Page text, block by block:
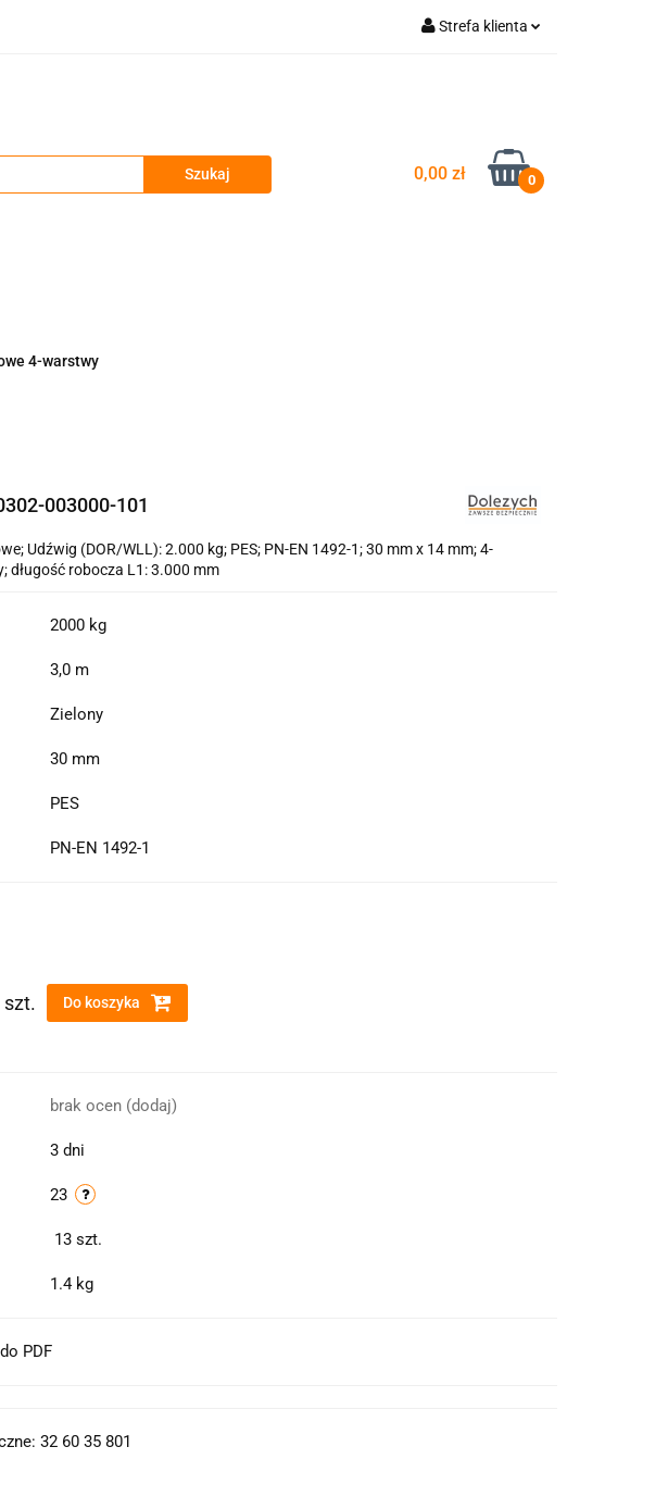
Strefa klienta
Dodaj zgłoszenie
Zgody cookies
0,00 zł 0
4-warstwy
003000-101
Udźwig (DOR/WLL): 2.000 kg; PES; PN-EN 1492-1; 30 mm x 14 mm; 4-
długość robocza L1: 3.000 mm
2000 kg
3,0 m
Zielony
30 mm
PES
PN-EN 1492-1
szt. Do koszyka
brak ocen (dodaj)
3 dni
23
13 szt.
1.4 kg
PDF
32 60 35 801